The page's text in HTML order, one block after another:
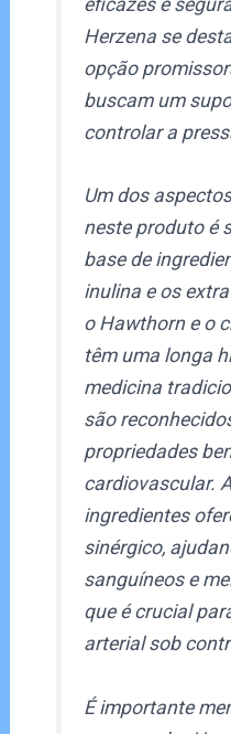
eficazes e
Herzena se
opção
buscam um
controlar a
Um dos
neste produto é
base de
inulina e os
o Hawthorn e o
têm uma longa
medicina
são
propriedades
cardiovascular.
ingredientes
sinérgico,
sanguíneos e
que é crucial
arterial sob
É importante